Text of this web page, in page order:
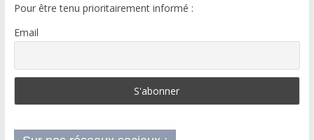
Pour être tenu prioritairement informé :
Email